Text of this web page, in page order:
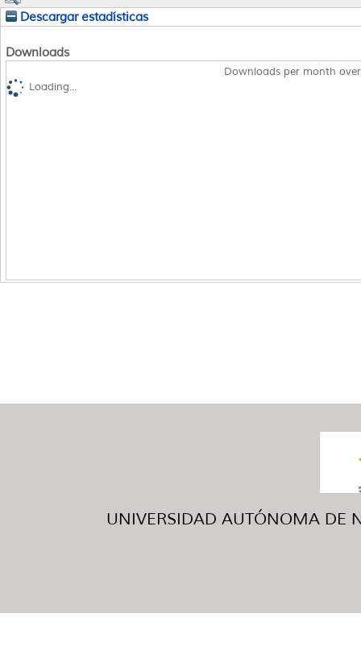
Descargar estadísticas
Downloads
Downloads per month
Loading...
UNIVERSIDAD AUTÓNOMA DE